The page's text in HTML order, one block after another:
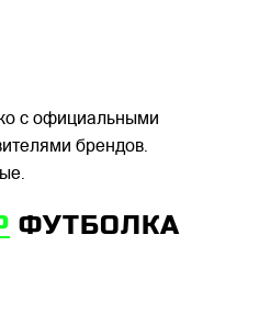
с официальными
брендов.
ФУТБОЛКА